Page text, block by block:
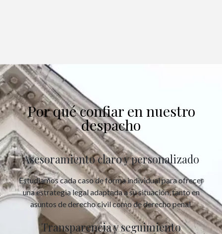
Por qué confiar en nuestro
despacho
Asesoramiento claro y personalizado
Estudiamos cada caso de forma individual para ofrecer
una estrategia legal adaptada a su situación, tanto en
asuntos de derecho civil como de derecho penal.
Transparencia y seguimiento